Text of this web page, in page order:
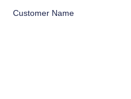
Customer Name